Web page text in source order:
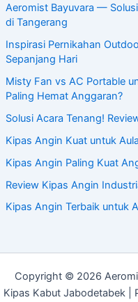
Aeromist Bayuvara —
di Tangerang
Inspirasi Pernikahan
Sepanjang Hari
Misty Fan vs AC Portable
Paling Hemat Anggaran?
Solusi Acara Tenang!
Kipas Angin Kuat untuk
Kipas Angin Paling Kuat
Review Kipas Angin
Kipas Angin Terbaik untuk
Copyright © 2026
Kipas Kabut Jabodetabek |